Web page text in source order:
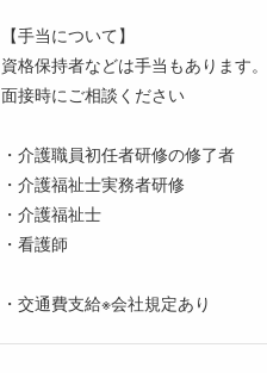
【手当について】
資格保持者などは手当もあります。
面接時にご相談ください
・介護職員初任者研修の修了者
・介護福祉士実務者研修
・介護福祉士
・看護師
・交通費支給※会社規定あり